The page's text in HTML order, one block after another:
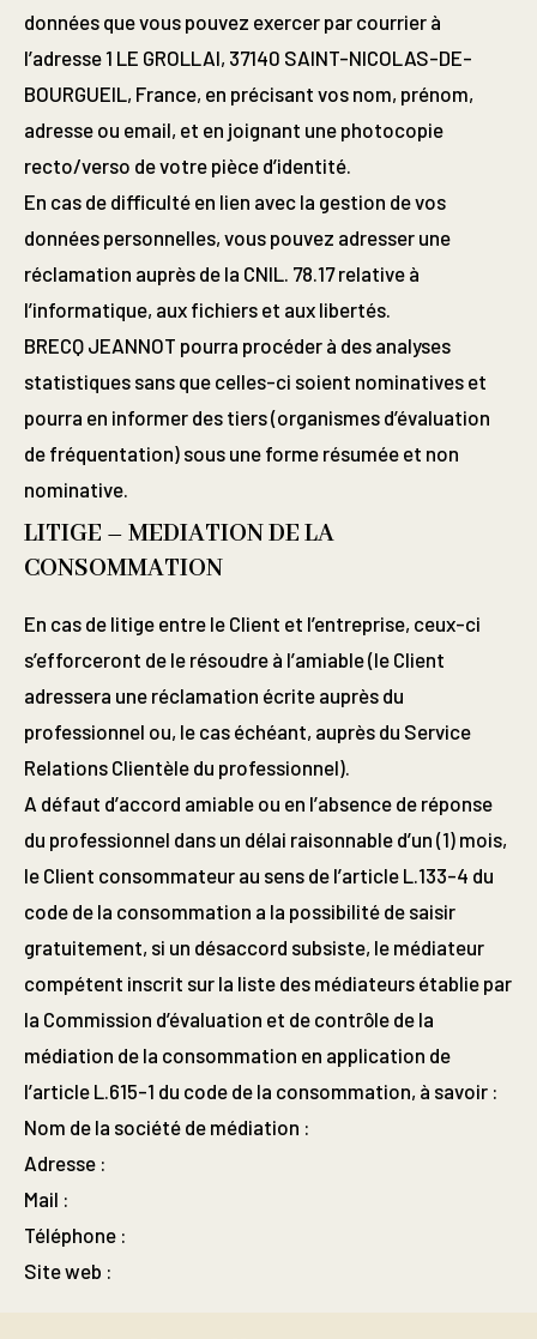
données que vous pouvez exercer par courrier à
l’adresse 1 LE GROLLAI, 37140 SAINT-NICOLAS-DE-
BOURGUEIL, France, en précisant vos nom, prénom,
adresse ou email, et en joignant une photocopie
recto/verso de votre pièce d’identité.
En cas de difficulté en lien avec la gestion de vos
données personnelles, vous pouvez adresser une
réclamation auprès de la CNIL. 78.17 relative à
l’informatique, aux fichiers et aux libertés.
BRECQ JEANNOT pourra procéder à des analyses
statistiques sans que celles-ci soient nominatives et
pourra en informer des tiers (organismes d’évaluation
de fréquentation) sous une forme résumée et non
nominative.
LITIGE – MEDIATION DE LA
CONSOMMATION
En cas de litige entre le Client et l’entreprise, ceux-ci
s’efforceront de le résoudre à l’amiable (le Client
adressera une réclamation écrite auprès du
professionnel ou, le cas échéant, auprès du Service
Relations Clientèle du professionnel).
A défaut d’accord amiable ou en l’absence de réponse
du professionnel dans un délai raisonnable d’un (1) mois,
le Client consommateur au sens de l’article L.133-4 du
code de la consommation a la possibilité de saisir
gratuitement, si un désaccord subsiste, le médiateur
compétent inscrit sur la liste des médiateurs établie par
la Commission d’évaluation et de contrôle de la
médiation de la consommation en application de
l’article L.615-1 du code de la consommation, à savoir :
Nom de la société de médiation :
Adresse :
Mail :
Téléphone :
Site web :